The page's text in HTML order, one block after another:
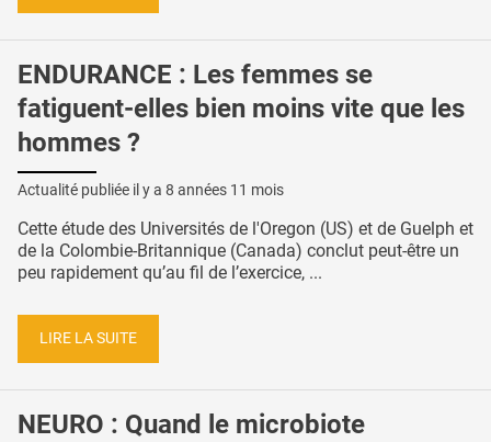
ENDURANCE : Les femmes se
fatiguent-elles bien moins vite que les
hommes ?
Actualité publiée il y a 8 années 11 mois
Cette étude des Universités de l'Oregon (US) et de Guelph et
de la Colombie-Britannique (Canada) conclut peut-être un
peu rapidement qu’au fil de l’exercice, ...
LIRE LA SUITE
NEURO : Quand le microbiote